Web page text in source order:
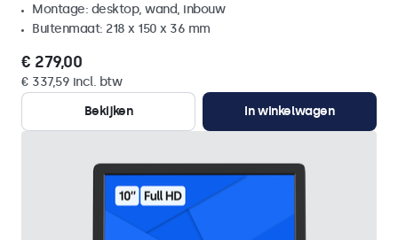
Montage: desktop, wand, inbouw
Buitenmaat: 218 x 150 x 36 mm
€ 279,00
€ 337,59 incl. btw
Bekijken
In winkelwagen